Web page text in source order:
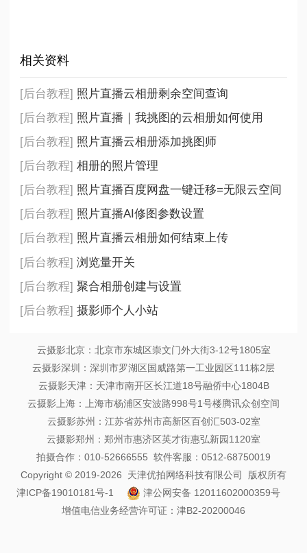
相关资料
[后台教程] 照片直播云相册剩余空间查询
[后台教程] 照片直播｜我挑图的云相册如何使用
[后台教程] 照片直播云相册添加挑图师
[后台教程] 相册的照片管理
[后台教程] 照片直播百度网盘一键迁移=无限云空间
[后台教程] 照片直播AI修图参数设置
[后台教程] 照片直播云相册如何结束上传
[后台教程] 浏览量开关
[后台教程] 聚合相册创建与设置
[后台教程] 摄影师个人小站
云摄影北京：北京市东城区崇文门外大街3-12号1805室
云摄影深圳：深圳市罗湖区国威路第一工业园区111栋2层
云摄影天津：天津市南开区长江道18号融侨中心1804B
云摄影上海：上海市杨浦区安波路998号1号楼腾讯众创空间
云摄影苏州：江苏省苏州市高新区百创汇503-02室
云摄影郑州：郑州市惠济区英才街惠弘新园1120室
拍摄合作：010-52666555 软件客服：0512-68750019
Copyright © 2019-2026 天津优拍网络科技有限公司 版权所有
津ICP备19010181号-1
津公网安备 12011602000359号
增值电信业务经营许可证：津B2-20200046